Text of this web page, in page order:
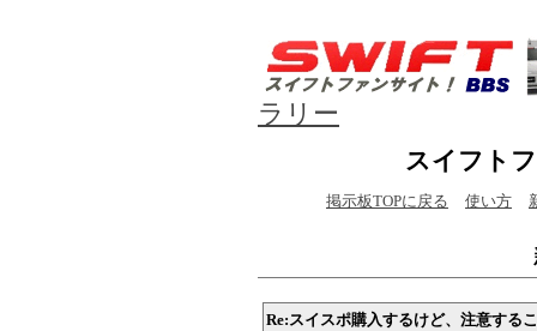
ラリー
スイフト
掲示板TOPに戻る 使い方
Re:スイスポ購入するけど、注意する